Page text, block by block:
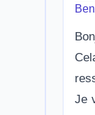
Je